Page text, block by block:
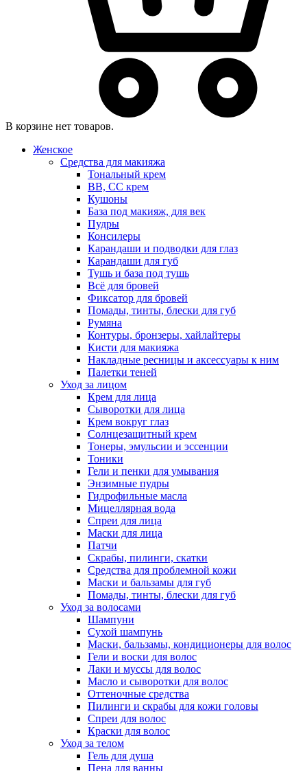
В корзине нет товаров.
Женское
Средства для макияжа
Тональный крем
BB, CC крем
Кушоны
База под макияж, для век
Пудры
Консилеры
Карандаши и подводки для глаз
Карандаши для губ
Тушь и база под тушь
Всё для бровей
Фиксатор для бровей
Помады, тинты, блески для губ
Румяна
Контуры, бронзеры, хайлайтеры
Кисти для макияжа
Накладные ресницы и аксессуары к ним
Палетки теней
Уход за лицом
Крем для лица
Сыворотки для лица
Крем вокруг глаз
Солнцезащитный крем
Тонеры, эмульсии и эссенции
Тоники
Гели и пенки для умывания
Энзимные пудры
Гидрофильные масла
Мицеллярная вода
Спреи для лица
Маски для лица
Патчи
Скрабы, пилинги, скатки
Средства для проблемной кожи
Маски и бальзамы для губ
Помады, тинты, блески для губ
Уход за волосами
Шампуни
Сухой шампунь
Маски, бальзамы, кондиционеры для волос
Гели и воски для волос
Лаки и муссы для волос
Масло и сыворотки для волос
Оттеночные средства
Пилинги и скрабы для кожи головы
Спреи для волос
Краски для волос
Уход за телом
Гель для душа
Пена для ванны